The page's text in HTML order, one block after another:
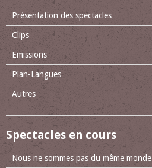
Présentation des spectacles
Clips
Emissions
Plan-Langues
Autres
Spectacles en cours
Nous ne sommes pas du même monde